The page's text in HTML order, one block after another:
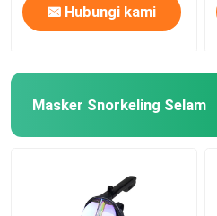
Hubungi kami
Masker Snorkeling Selam